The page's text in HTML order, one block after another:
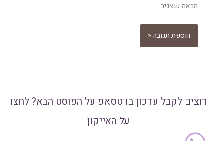
הבאה שאגיב.
רוצים לקבל עדכון בווטסאפ על הפוסט הבא? לחצו
על האייקון